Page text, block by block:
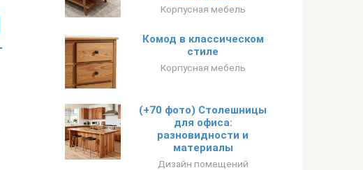
Корпусная мебель
Комод в классическом
стиле
Корпусная мебель
(+70 фото) Столешницы
для офиса:
разновидности и
материалы
Дизайн помещений